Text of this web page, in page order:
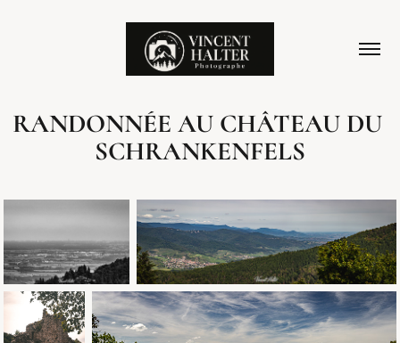
RANDONNÉE AU CHÂTEAU DU
SCHRANKENFELS